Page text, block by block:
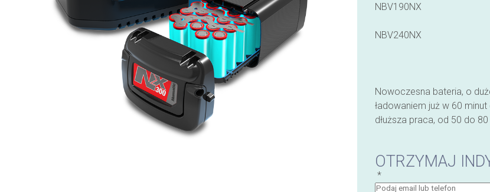
NBV190NX
NBV240NX
Nowoczesna bateria, o
ładowaniem już w 60
dłuższa praca, od 50 do
OTRZYMAJ
*